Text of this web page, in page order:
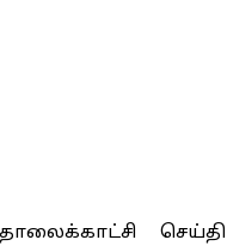
செய்தி